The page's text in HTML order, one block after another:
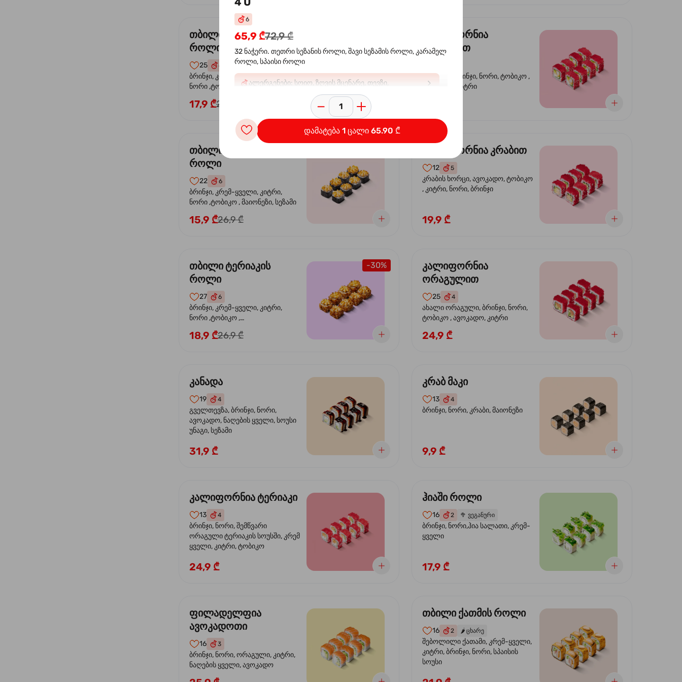
თბილი ორაგულის
როლი
25 6
ბრინჯი, კრემ-ყველი, კიტრი,
ნორი ,ტობიკო , მაიონეზი,
ფოთოლი
17,9 ₾24,9 ₾
კალიფორნია
კრევეტით
კრევეტი, ბრინჯი, ნორი, ტობიკო ,
ავოკადო, კიტრი
თბილი სიყვარული
როლი
22 6
ბრინჯი, კრემ-ყველი, კიტრი,
ნორი ,ტობიკო , მაიონეზი, სეზამი
15,9 ₾26,9 ₾
კალიფორნია კრაბით
12 5
კრაბის ხორცი, ავოკადო, ტობიკო
, კიტრი, ნორი, ბრინჯი
19,9 ₾
-30%
თბილი ტერიაკის
როლი
27 6
ბრინჯი, კრემ-ყველი, კიტრი,
ნორი ,ტობიკო ,
სეზამი, ტერიაკის სოუსი
18,9 ₾26,9 ₾
კალიფორნია
ორაგულით
25 4
ახალი ორაგული, ბრინჯი, ნორი,
ტობიკო , ავოკადო, კიტრი
24,9 ₾
კანადა
19 4
გველთევზა, ბრინჯი, ნორი,
ავოკადო, ნაღების ყველი, სოუსი
უნაგი, სეზამი
31,9 ₾
კრაბ მაკი
13 4
ბრინჯი, ნორი, კრაბი, მაიონეზი
9,9 ₾
კალიფორნია ტერიაკი
13 4
ბრინჯი, ნორი, შემწვარი
ორაგული ტერიაკის სოუსში, კრემ
ყველი, კიტრი, ტობიკო
24,9 ₾
ჰიაში როლი
16 2 🥦 ვეგანური
ბრინჯი, ნორი,ჰია სალათი, კრემ-
ყველი
17,9 ₾
ფილადელფია
ავოკადოთი
16 3
ბრინჯი, ნორი, ორაგული, კიტრი,
ნაღების ყველი, ავოკადო
თბილი ქათმის როლი
16 2 🌶️ ცხარე
შებოლილი ქათამი, კრემ-ყველი,
კიტრი, ბრინჯი, ნორი, სპაისის
სოუსი
6
65,9 ₾72,9 ₾
32 ნაჭერი. თეთრი სეზანის როლი, შავი სეზამის როლი, კარამელ
როლი, სპაისი როლი
ალერგენები: სოიო, ზღვის მცენარე, თევზი,
კიბორჩხალა, შირბახტი, ხიზილალა ტობიკო: E129*.
შეიძლება უარყოფითი გავლენა იქონიოს ბავშვებში
აქტივობასა და ყურადღებაზე
დამატება 1 ცალი 65.90 ₾